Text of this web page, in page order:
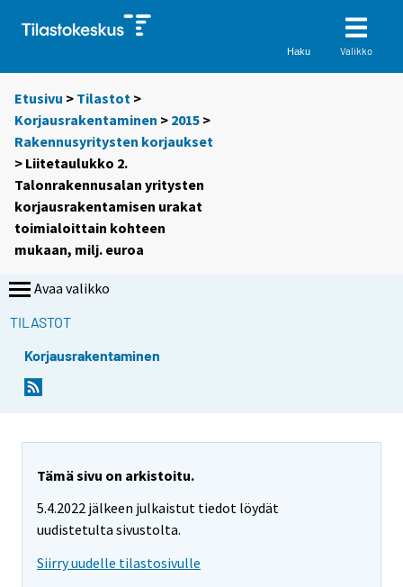
Haku Valikko
Etusivu > Tilastot >
Korjausrakentaminen > 2015 >
Rakennusyritysten korjaukset
> Liitetaulukko 2.
Talonrakennusalan yritysten
korjausrakentamisen urakat
toimialoittain kohteen
mukaan, milj. euroa
Avaa valikko
TILASTOT
Korjausrakentaminen
Tämä sivu on arkistoitu.
5.4.2022 jälkeen julkaistut tiedot löydät
uudistetulta sivustolta.
Siirry uudelle tilastosivulle